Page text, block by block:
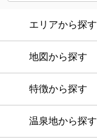
エリアから探す
地図から探す
特徴から探す
温泉地から探す